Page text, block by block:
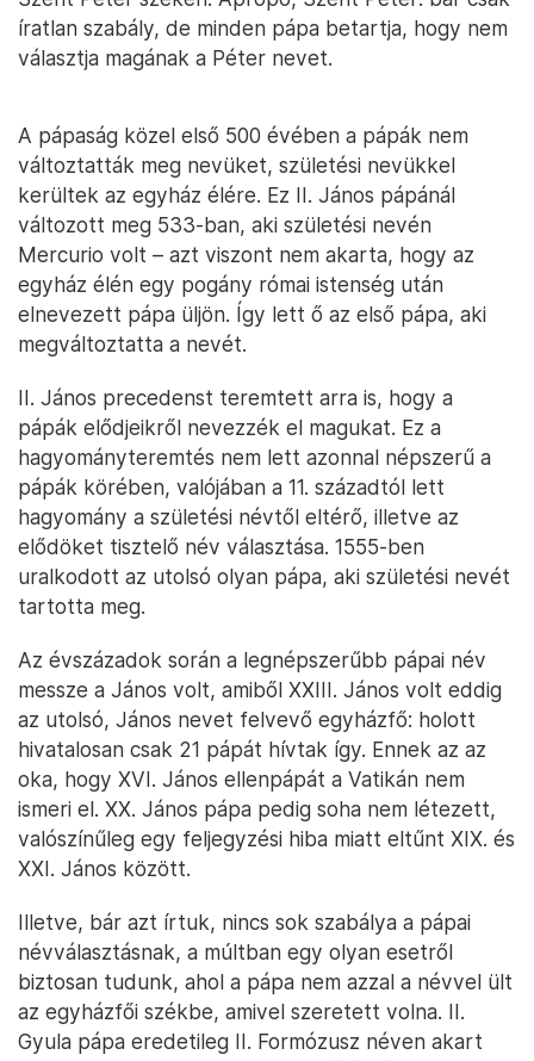
íratlan szabály, de minden pápa betartja, hogy nem
választja magának a Péter nevet.
A pápaság közel első 500 évében a pápák nem
változtatták meg nevüket, születési nevükkel
kerültek az egyház élére. Ez II. János pápánál
változott meg 533-ban, aki születési nevén
Mercurio volt – azt viszont nem akarta, hogy az
egyház élén egy pogány római istenség után
elnevezett pápa üljön. Így lett ő az első pápa, aki
megváltoztatta a nevét.
II. János precedenst teremtett arra is, hogy a
pápák elődjeikről nevezzék el magukat. Ez a
hagyományteremtés nem lett azonnal népszerű a
pápák körében, valójában a 11. századtól lett
hagyomány a születési névtől eltérő, illetve az
elődöket tisztelő név választása. 1555-ben
uralkodott az utolsó olyan pápa, aki születési nevét
tartotta meg.
Az évszázadok során a legnépszerűbb pápai név
messze a János volt, amiből XXIII. János volt eddig
az utolsó, János nevet felvevő egyházfő: holott
hivatalosan csak 21 pápát hívtak így. Ennek az az
oka, hogy XVI. János ellenpápát a Vatikán nem
ismeri el. XX. János pápa pedig soha nem létezett,
valószínűleg egy feljegyzési hiba miatt eltűnt XIX. és
XXI. János között.
Illetve, bár azt írtuk, nincs sok szabálya a pápai
névválasztásnak, a múltban egy olyan esetről
biztosan tudunk, ahol a pápa nem azzal a névvel ült
az egyházfői székbe, amivel szeretett volna. II.
Gyula pápa eredetileg II. Formózusz néven akart